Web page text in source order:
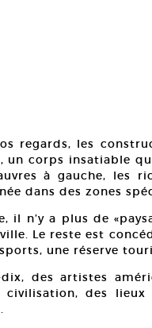
regards, les
un corps insatiable
à gauche, les
dans des zones
il n’y a plus de
Le reste est
une réserve
dix, des artistes
civilisation, des